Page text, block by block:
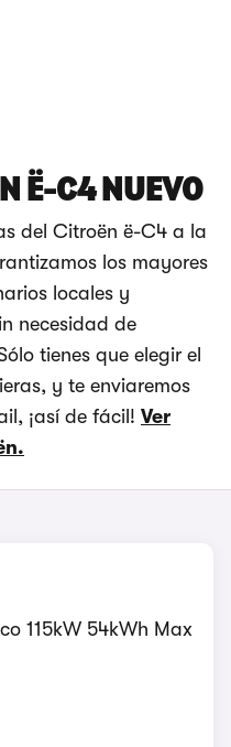
Ë-C4 NUEVO
del Citroën ë-C4 a la
los mayores
locales y
necesidad de
tienes que elegir el
y te enviaremos
¡así de fácil! Ver
115kW 54kWh Max